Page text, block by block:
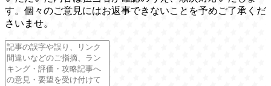
す。個々のご意見にはお返事できないことを予めご了承くだ
さいませ。